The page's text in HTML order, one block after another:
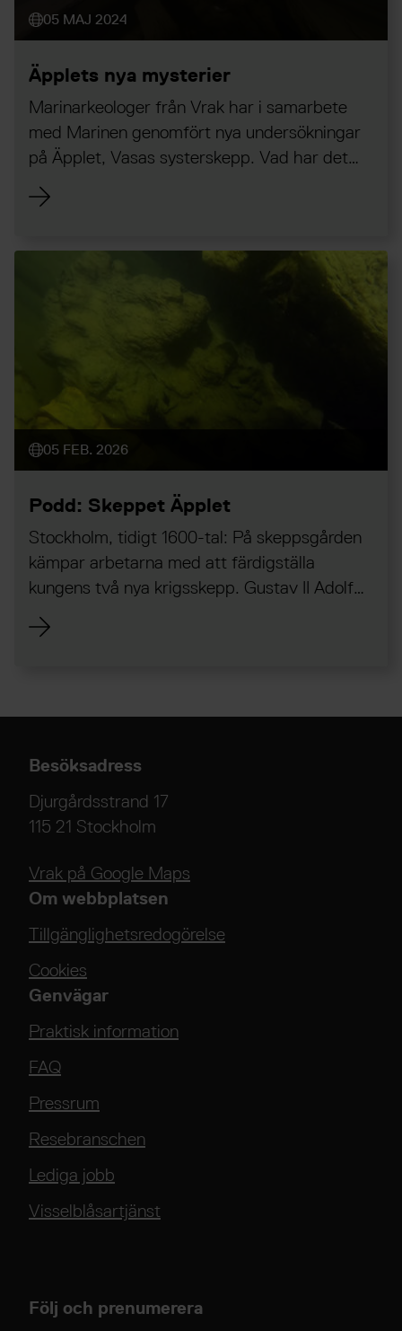
05 MAJ 2024
Äpplets nya mysterier
Marinarkeologer från Vrak har i samarbete
med Marinen genomfört nya undersökningar
på Äpplet, Vasas systerskepp. Vad har det
resulterat i? Läs mer om det senaste!
05 FEB. 2026
Podd: Skeppet Äpplet
Stockholm, tidigt 1600-tal: På skeppsgården
kämpar arbetarna med att färdigställa
kungens två nya krigsskepp. Gustav II Adolf
väntar på att Vasa och Äpplet ska bli klara,
men är de stabila?
Besöksadress
Djurgårdsstrand 17
115 21 Stockholm
Vrak på Google Maps
Om webbplatsen
Tillgänglighetsredogörelse
Cookies
Genvägar
Praktisk information
FAQ
Pressrum
Resebranschen
Lediga jobb
Visselblåsartjänst
Följ och prenumerera